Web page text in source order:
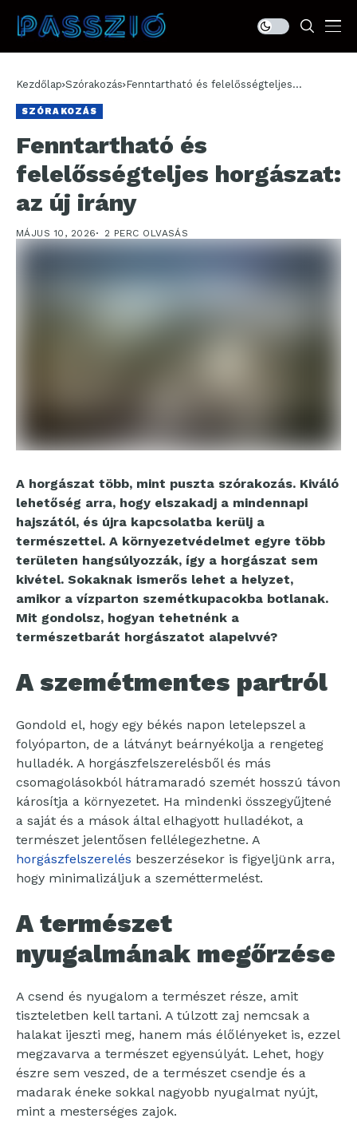
Kezdőlap Szórakozás Fenntartható és felelősségteljes
SZÓRAKOZÁS
Fenntartható és
felelősségteljes horgászat:
az új irány
MÁJUS 10, 2026 2 PERC OLVASÁS
A horgászat több, mint puszta szórakozás. Kiváló
lehetőség arra, hogy elszakadj a mindennapi
hajszától, és újra kapcsolatba kerülj a
természettel. A környezetvédelmet egyre több
területen hangsúlyozzák, így a horgászat sem
kivétel. Sokaknak ismerős lehet a helyzet,
amikor a vízparton szemétkupacokba botlanak.
Mit gondolsz, hogyan tehetnénk a
természetbarát horgászatot alapelvvé?
A szemétmentes partról
Gondold el, hogy egy békés napon letelepszel a
folyóparton, de a látványt beárnyékolja a rengeteg
hulladék. A horgászfelszerelésből és más
csomagolásokból hátramaradó szemét hosszú távon
károsítja a környezetet. Ha mindenki összegyűjtené
a saját és a mások által elhagyott hulladékot, a
természet jelentősen fellélegezhetne. A
horgászfelszerelés beszerzésekor is figyeljünk arra,
hogy minimalizáljuk a szeméttermelést.
A természet
nyugalmának megőrzése
A csend és nyugalom a természet része, amit
tiszteletben kell tartani. A túlzott zaj nemcsak a
halakat ijeszti meg, hanem más élőlényeket is, ezzel
megzavarva a természet egyensúlyát. Lehet, hogy
észre sem veszed, de a természet csendje és a
madarak éneke sokkal nagyobb nyugalmat nyújt,
mint a mesterséges zajok.